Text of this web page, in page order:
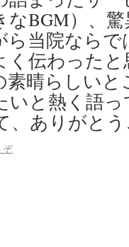
BGM）、
ら当院なら
く伝わった
素晴らしい
いと熱く語
、ありがと
ぞ